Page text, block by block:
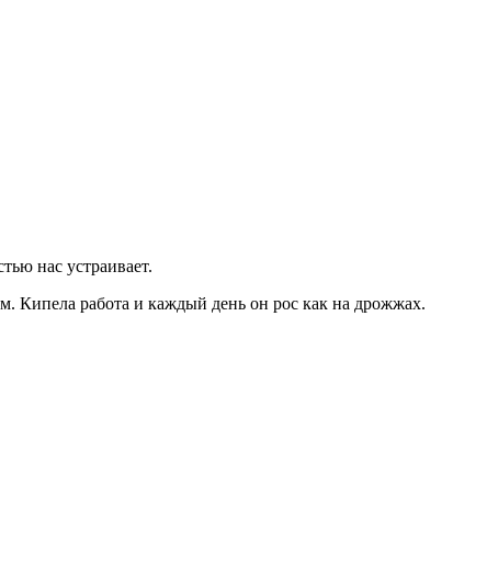
нас устраивает.
Кипела работа и каждый день он рос как на дрожжах.